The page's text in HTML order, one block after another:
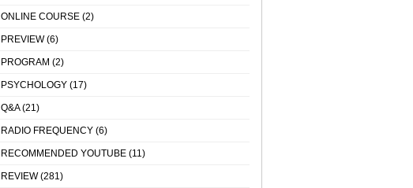
ONLINE COURSE (2)
PREVIEW(6)
PROGRAM (2)
PSYCHOLOGY (17)
Q&A(21)
RADIO FREQUENCY (6)
RECOMMENDED YOUTUBE (11)
REVIEW(281)